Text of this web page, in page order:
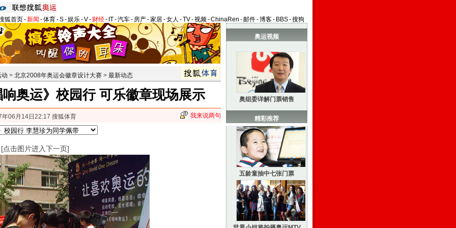
狐首页-新闻 -体育-S-娱乐-V- 财经- IT-汽车- 房产-家居-女人 -TV-视频-ChinaRen -邮件-博客- BBS-搜狗
动 > 北京2008年奥运会徽章设计大赛 > 最新动态
奥运》校园行 可乐徽章现场展示
06月14日22:17 搜狐体育 我来说两句
[点击图片进入下一页]
奥运视频
奥组委详解门票销售
精彩推荐
五龄童抽中七张门票